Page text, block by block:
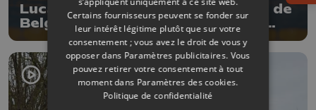
Lucas Henveaux égale son record de
Belgique du 400m libre en grand
bassin
Certains fournisseurs peuvent se fonder sur
leur intérêt légitime plutôt que sur votre
consentement ; vous avez le droit de vous y
opposer dans Paramètres publicitaires. Vous
pouvez retirer votre consentement à tout
moment dans Paramètres des cookies.
Politique de confidentialité